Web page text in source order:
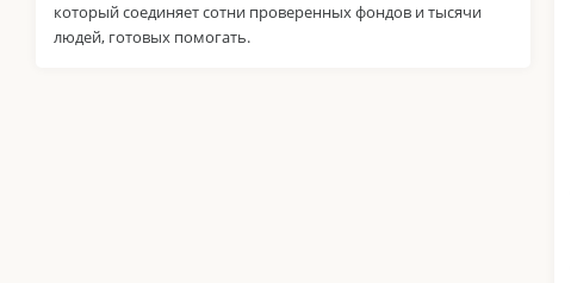
который соединяет сотни проверенных фондов и тысячи
людей, готовых помогать.